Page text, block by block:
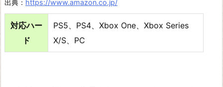
R
I
G
I
出典： https://www.amazon.co.jp/
対応ハー
ド
PS5、PS4、Xbox One、Xbox Series
X/S、PC